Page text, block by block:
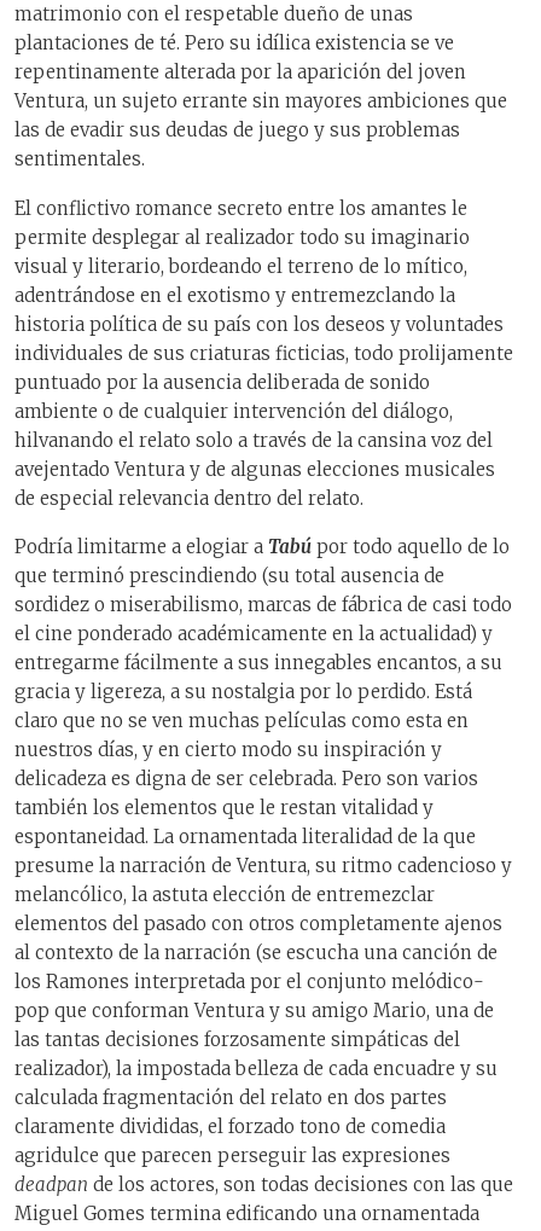
matrimonio con el respetable dueño de unas
plantaciones de té. Pero su idílica existencia se ve
repentinamente alterada por la aparición del joven
Ventura, un sujeto errante sin mayores ambiciones que
las de evadir sus deudas de juego y sus problemas
sentimentales.
El conflictivo romance secreto entre los amantes le
permite desplegar al realizador todo su imaginario
visual y literario, bordeando el terreno de lo mítico,
adentrándose en el exotismo y entremezclando la
historia política de su país con los deseos y voluntades
individuales de sus criaturas ficticias, todo prolijamente
puntuado por la ausencia deliberada de sonido
ambiente o de cualquier intervención del diálogo,
hilvanando el relato solo a través de la cansina voz del
avejentado Ventura y de algunas elecciones musicales
de especial relevancia dentro del relato.
Podría limitarme a elogiar a Tabú por todo aquello de lo
que terminó prescindiendo (su total ausencia de
sordidez o miserabilismo, marcas de fábrica de casi todo
el cine ponderado académicamente en la actualidad) y
entregarme fácilmente a sus innegables encantos, a su
gracia y ligereza, a su nostalgia por lo perdido. Está
claro que no se ven muchas películas como esta en
nuestros días, y en cierto modo su inspiración y
delicadeza es digna de ser celebrada. Pero son varios
también los elementos que le restan vitalidad y
espontaneidad. La ornamentada literalidad de la que
presume la narración de Ventura, su ritmo cadencioso y
melancólico, la astuta elección de entremezclar
elementos del pasado con otros completamente ajenos
al contexto de la narración (se escucha una canción de
los Ramones interpretada por el conjunto melódico-
pop que conforman Ventura y su amigo Mario, una de
las tantas decisiones forzosamente simpáticas del
realizador), la impostada belleza de cada encuadre y su
calculada fragmentación del relato en dos partes
claramente divididas, el forzado tono de comedia
agridulce que parecen perseguir las expresiones
deadpan de los actores, son todas decisiones con las que
Miguel Gomes termina edificando una ornamentada